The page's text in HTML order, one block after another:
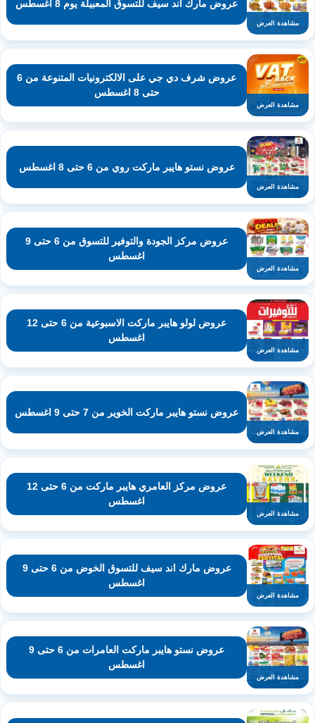
مشاهدة العرض
عروض مارك اند سيف للتسوق المعبيلة يوم 8 اغسطس
مشاهدة العرض
عروض شرف دي جي على الالكترونيات المتنوعة من 6
حتى 8 اغسطس
مشاهدة العرض
عروض نستو هايبر ماركت روي من 6 حتى 8 اغسطس
مشاهدة العرض
عروض مركز الجودة والتوفير للتسوق من 6 حتى 9
اغسطس
مشاهدة العرض
عروض لولو هايبر ماركت الاسبوعية من 6 حتى 12
اغسطس
مشاهدة العرض
عروض نستو هايبر ماركت الخوير من 7 حتى 9 اغسطس
مشاهدة العرض
عروض مركز العامري هايبر ماركت من 6 حتى 12
اغسطس
مشاهدة العرض
عروض مارك اند سيف للتسوق الخوض من 6 حتى 9
اغسطس
مشاهدة العرض
عروض نستو هايبر ماركت العامرات من 6 حتى 9
اغسطس